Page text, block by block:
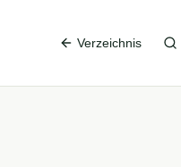
Verzeichnis